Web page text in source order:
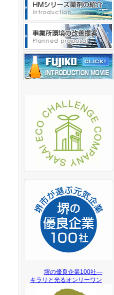
堺の優良企業100社―
キラリと光るオンリーワン